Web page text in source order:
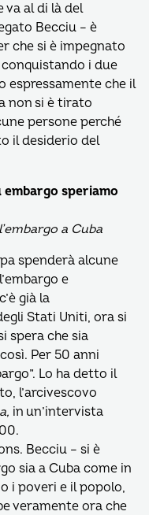
va al di là del
Becciu – è
che si è impegnato
i due
espressamente che il
non si è tirato
persone perché
il desiderio del
embargo speriamo
a Cuba
spenderà alcune
e
già la
Stati Uniti, ora si
spera che sia
Per 50 anni
Lo ha detto il
l’arcivescovo
in un’intervista
Becciu – si è
sia a Cuba come in
i poveri e il popolo,
veramente ora che